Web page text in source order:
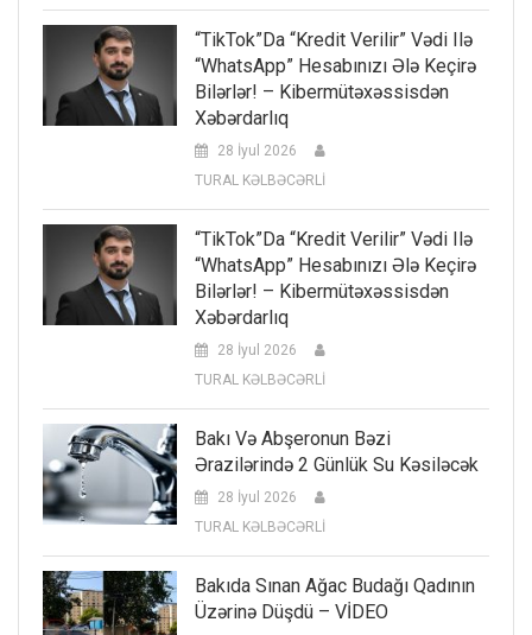
“TikTok”da “kredit Verilir” Vədi Ilə
“WhatsApp” Hesabınızı Ələ Keçirə
Bilərlər! – Kibermütəxəssisdən
Xəbərdarlıq
28 İyul 2026
TURAL KƏLBƏCƏRLİ
“TikTok”da “kredit Verilir” Vədi Ilə
“WhatsApp” Hesabınızı Ələ Keçirə
Bilərlər! – Kibermütəxəssisdən
Xəbərdarlıq
28 İyul 2026
TURAL KƏLBƏCƏRLİ
Bakı Və Abşeronun Bəzi
Ərazilərində 2 Günlük Su Kəsiləcək
28 İyul 2026
TURAL KƏLBƏCƏRLİ
Bakıda Sınan Ağac Budağı Qadının
Üzərinə Düşdü – VİDEO